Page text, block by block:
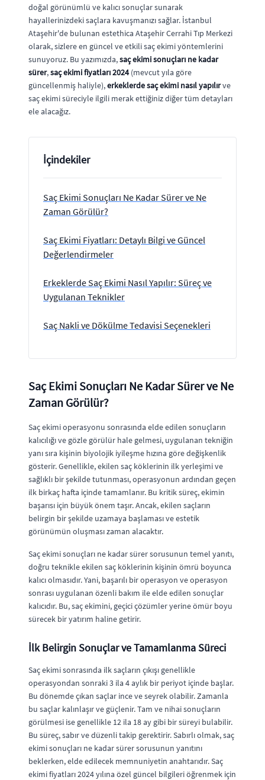
doğal görünümlü ve kalıcı sonuçlar sunarak
hayallerinizdeki saçlara kavuşmanızı sağlar. İstanbul
Ataşehir'de bulunan estethica Ataşehir Cerrahi Tıp Merkezi
olarak, sizlere en güncel ve etkili saç ekimi yöntemlerini
sunuyoruz. Bu yazımızda,saç ekimi sonuçları ne kadar
sürer,saç ekimi fiyatları 2024(mevcut yıla göre
güncellenmiş haliyle),erkeklerde saç ekimi nasıl yapılırve
saç ekimi süreciyle ilgili merak ettiğiniz diğer tüm detayları
ele alacağız.
İçindekiler
Saç Ekimi Sonuçları Ne Kadar Sürer ve Ne
Zaman Görülür?
Saç Ekimi Fiyatları: Detaylı Bilgi ve Güncel
Değerlendirmeler
Erkeklerde Saç Ekimi Nasıl Yapılır: Süreç ve
Uygulanan Teknikler
Saç Nakli ve Dökülme Tedavisi Seçenekleri
Saç Ekimi Sonuçları Ne Kadar Sürer ve Ne
Zaman Görülür?
Saç ekimi operasyonu sonrasında elde edilen sonuçların
kalıcılığı ve gözle görülür hale gelmesi, uygulanan tekniğin
yanı sıra kişinin biyolojik iyileşme hızına göre değişkenlik
gösterir. Genellikle, ekilen saç köklerinin ilk yerleşimi ve
sağlıklı bir şekilde tutunması, operasyonun ardından geçen
ilk birkaç hafta içinde tamamlanır. Bu kritik süreç, ekimin
başarısı için büyük önem taşır. Ancak, ekilen saçların
belirgin bir şekilde uzamaya başlaması ve estetik
görünümün oluşması zaman alacaktır.
Saç ekimi sonuçları ne kadar sürer sorusunun temel yanıtı,
doğru teknikle ekilen saç köklerinin kişinin ömrü boyunca
kalıcı olmasıdır. Yani, başarılı bir operasyon ve operasyon
sonrası uygulanan özenli bakım ile elde edilen sonuçlar
kalıcıdır. Bu, saç ekimini, geçici çözümler yerine ömür boyu
sürecek bir yatırım haline getirir.
İlk Belirgin Sonuçlar ve Tamamlanma Süreci
Saç ekimi sonrasında ilk saçların çıkışı genellikle
operasyondan sonraki 3 ila 4 aylık bir periyot içinde başlar.
Bu dönemde çıkan saçlar ince ve seyrek olabilir. Zamanla
bu saçlar kalınlaşır ve güçlenir. Tam ve nihai sonuçların
görülmesi ise genellikle 12 ila 18 ay gibi bir süreyi bulabilir.
Bu süreç, sabır ve düzenli takip gerektirir. Sabırlı olmak, saç
ekimi sonuçları ne kadar sürer sorusunun yanıtını
beklerken, elde edilecek memnuniyetin anahtarıdır. Saç
ekimi fiyatları 2024 yılına özel güncel bilgileri öğrenmek için